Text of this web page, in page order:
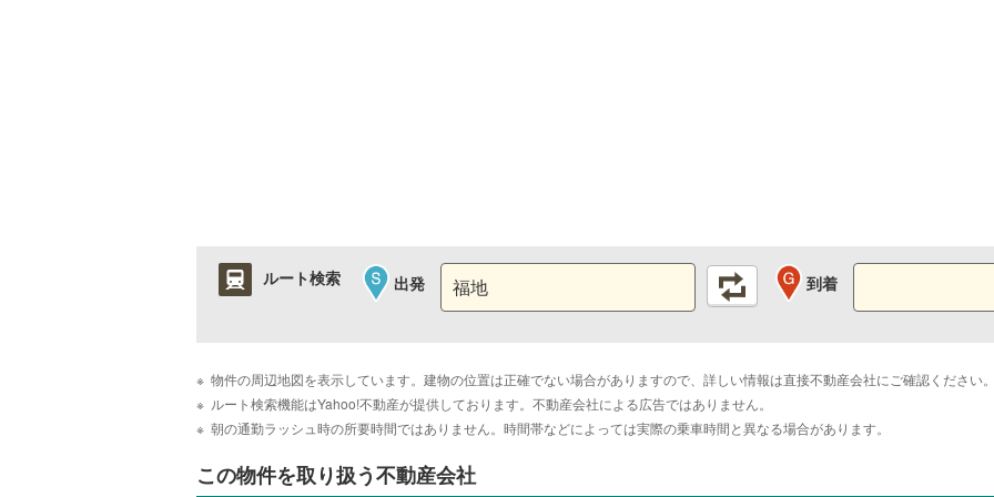
ルート検索 出発 到着
物件の周辺地図を表示しています。建物の位置は正確でない場合がありますので、詳しい情報は直接不動産会社にご確認ください。
ルート検索機能はYahoo!不動産が提供しております。不動産会社による広告ではありません。
朝の通勤ラッシュ時の所要時間ではありません。時間帯などによっては実際の乗車時間と異なる場合があります。
この物件を取り扱う不動産会社